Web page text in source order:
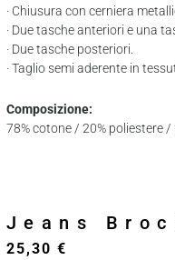
· Chiusura con cerniera
· Due tasche anteriori e una
· Due tasche posteriori.
· Taglio semi aderente in
Composizione:
78% cotone / 20% poliestere /
Jeans
25,30 €